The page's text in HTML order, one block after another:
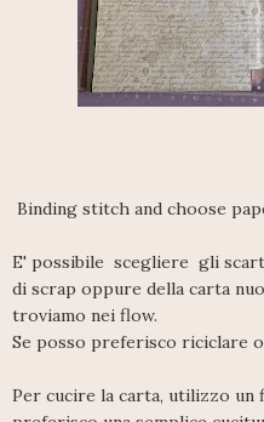
Binding stitch and choose
E' possibile scegliere gli
di scrap oppure della carta
troviamo nei flow.
Se posso preferisco riciclare
Per cucire la carta, utilizzo un